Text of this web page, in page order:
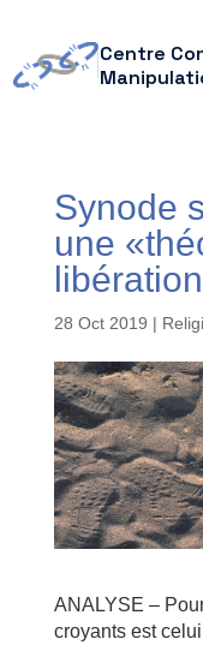
Centre
Synode
une
28 Oct 2019 |
ANALYSE –
croyants est